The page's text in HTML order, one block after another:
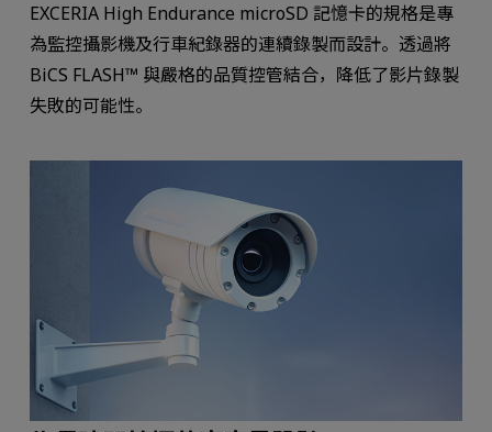
EXCERIA High Endurance microSD 記憶卡的規格是專
為監控攝影機及行車紀錄器的連續錄製而設計。透過將
BiCS FLASH™ 與嚴格的品質控管結合，降低了影片錄製
失敗的可能性。